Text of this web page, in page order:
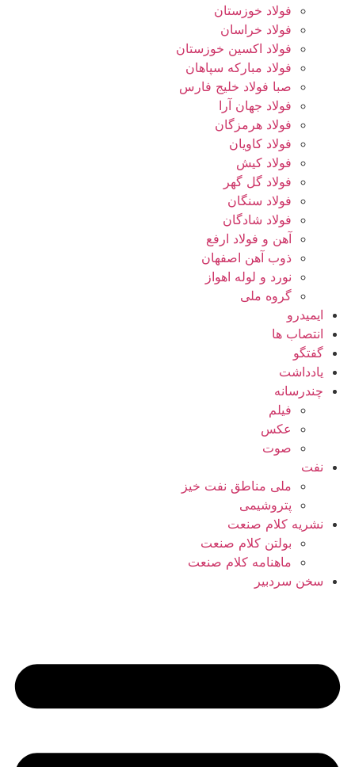
فولاد خوزستان
فولاد خراسان
فولاد اکسین خوزستان
فولاد مبارکه سپاهان
صبا فولاد خلیج فارس
فولاد جهان آرا
فولاد هرمزگان
فولاد کاویان
فولاد کیش
فولاد گل گهر
فولاد سنگان
فولاد شادگان
آهن و فولاد ارفع
ذوب آهن اصفهان
نورد و لوله اهواز
گروه ملی
ایمیدرو
انتصاب ها
گفتگو
یادداشت
چندرسانه
فیلم
عکس
صوت
نفت
ملی مناطق نفت خیز
پتروشیمی
نشریه کلام صنعت
بولتن کلام صنعت
ماهنامه کلام صنعت
سخن سردبیر